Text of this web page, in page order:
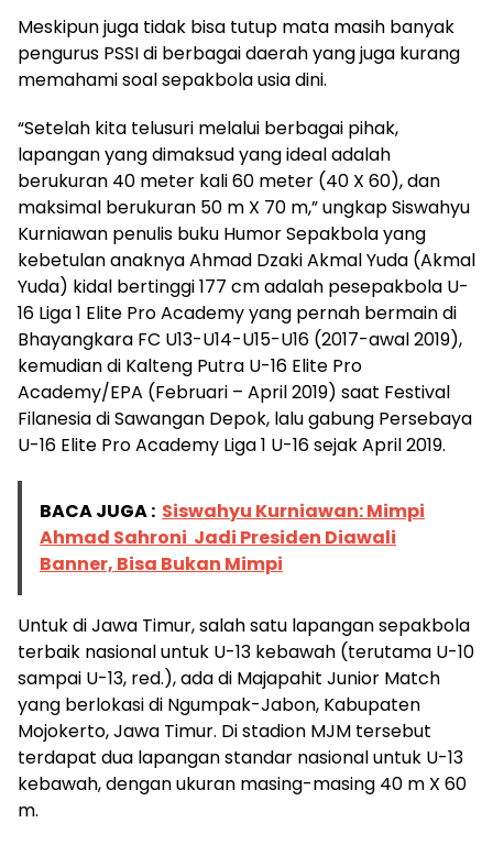
Meskipun juga tidak bisa tutup mata masih banyak
pengurus PSSI di berbagai daerah yang juga kurang
memahami soal sepakbola usia dini.
“Setelah kita telusuri melalui berbagai pihak,
lapangan yang dimaksud yang ideal adalah
berukuran 40 meter kali 60 meter (40 X 60), dan
maksimal berukuran 50 m X 70 m,” ungkap Siswahyu
Kurniawan penulis buku Humor Sepakbola yang
kebetulan anaknya Ahmad Dzaki Akmal Yuda (Akmal
Yuda) kidal bertinggi 177 cm adalah pesepakbola U-
16 Liga 1 Elite Pro Academy yang pernah bermain di
Bhayangkara FC U13-U14-U15-U16 (2017-awal 2019),
kemudian di Kalteng Putra U-16 Elite Pro
Academy/EPA (Februari – April 2019) saat Festival
Filanesia di Sawangan Depok, lalu gabung Persebaya
U-16 Elite Pro Academy Liga 1 U-16 sejak April 2019.
BACA JUGA : Siswahyu Kurniawan: Mimpi
Ahmad Sahroni Jadi Presiden Diawali
Banner, Bisa Bukan Mimpi
Untuk di Jawa Timur, salah satu lapangan sepakbola
terbaik nasional untuk U-13 kebawah (terutama U-10
sampai U-13, red.), ada di Majapahit Junior Match
yang berlokasi di Ngumpak-Jabon, Kabupaten
Mojokerto, Jawa Timur. Di stadion MJM tersebut
terdapat dua lapangan standar nasional untuk U-13
kebawah, dengan ukuran masing-masing 40 m X 60
m.